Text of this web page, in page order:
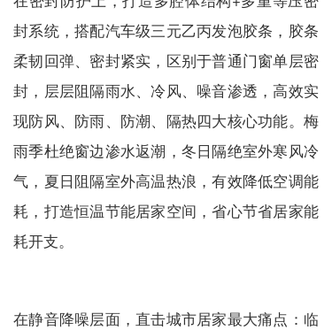
封系统，搭配汽车级三元乙丙发泡胶条，胶条
柔韧回弹、密封紧实，区别于普通门窗单层密
封，层层阻隔雨水、冷风、噪音渗透，高效实
现防风、防雨、防潮、隔热四大核心功能。梅
雨季杜绝窗边渗水返潮，冬日隔绝室外寒风冷
气，夏日阻隔室外高温热浪，有效降低空调能
耗，打造恒温节能居家空间，省心节省居家能
耗开支。
在静音降噪层面，直击城市居家最大痛点：临